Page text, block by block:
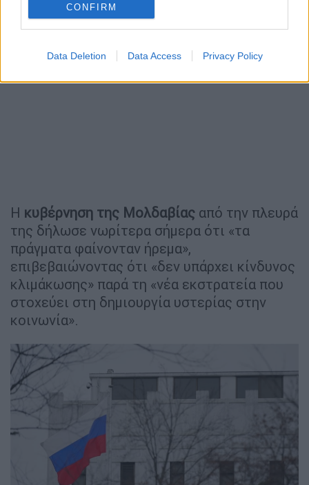
CONFIRM
Data Deletion Data Access Privacy Policy
Η κυβέρνηση της Μολδαβίας από την πλευρά
της δήλωσε νωρίτερα σήμερα ότι «τα
πράγματα φαίνονταν ήρεμα»,
επιβεβαιώνοντας ότι «δεν υπάρχει κίνδυνος
κλιμάκωσης» παρά τη «νέα εκστρατεία που
στοχεύει στη δημιουργία υστερίας στην
κοινωνία».